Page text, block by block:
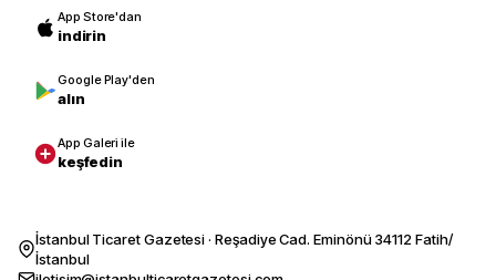
App Store'dan
indirin
Google Play'den
alın
App Galeri ile
keşfedin
İstanbul Ticaret Gazetesi · Reşadiye Cad. Eminönü 34112 Fatih/
İstanbul